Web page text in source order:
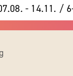
- 14.11. /